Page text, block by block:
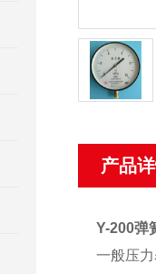
产品
Y-200弹
一般压